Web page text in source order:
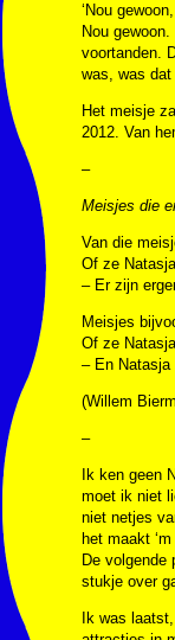
‘Nou
Nou
voortanden.
was, was
Het meisje
2012. Van
–
Meisjes die
Van die
Of ze
– Er zijn
Meisjes
Of ze
– En Natasja
(Willem
–
Ik ken geen
moet ik niet
niet netjes
het maakt
De
stukje over
Ik was